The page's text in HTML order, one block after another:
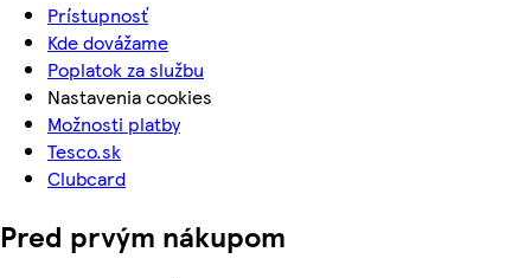
Prístupnosť
Kde dovážame
Poplatok za službu
Nastavenia cookies
Možnosti platby
Tesco.sk
Clubcard
Pred prvým nákupom